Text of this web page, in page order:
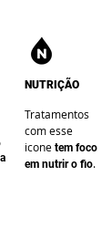
NUTRIÇÃO
Tratamentos
com esse
icone tem foco
em nutrir o fio.